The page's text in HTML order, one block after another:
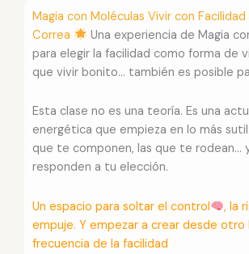
cantidad
Magia con Moléculas Vivir con Facilidad
Correa
Una experiencia de Magia
para elegir la facilidad como forma de
que vivir bonito… también es posible
Esta clase no es una teoría. Es una
energética que empieza en lo más
que te componen, las que te rodean…
responden a tu elección.
Un espacio para soltar el control
, la
empuje. Y empezar a crear desde otro
frecuencia de la facilidad